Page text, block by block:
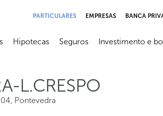
PARTICULARES EMPRESAS BANCA
Abrir submenú
Hipotecas
Abrir submenú
Seguros
Abrir submenú
Investimento e
L.CRESPO
, Pontevedra